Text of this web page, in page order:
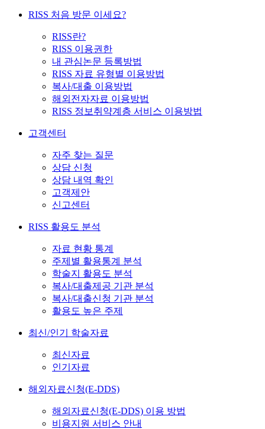
RISS 처음 방문 이세요?
RISS란?
RISS 이용권한
내 관심논문 등록방법
RISS 자료 유형별 이용방법
복사/대출 이용방법
해외전자자료 이용방법
RISS 정보취약계층 서비스 이용방법
고객센터
자주 찾는 질문
상담 신청
상담 내역 확인
고객제안
신고센터
RISS 활용도 분석
자료 현황 통계
주제별 활용통계 분석
학술지 활용도 분석
복사/대출제공 기관 분석
복사/대출신청 기관 분석
활용도 높은 주제
최신/인기 학술자료
최신자료
인기자료
해외자료신청(E-DDS)
해외자료신청(E-DDS) 이용 방법
비용지원 서비스 안내